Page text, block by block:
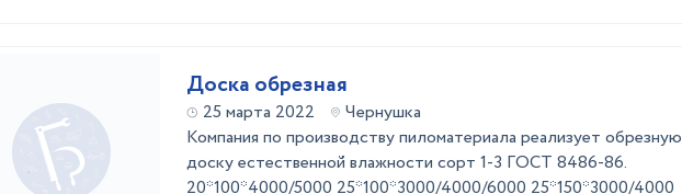
Доска обрезная
25 марта 2022
Чернушка
Компания по производству пиломатериала реализует обрезную
доску естественной влажности сорт 1-3 ГОСТ 8486-86.
20*100*4000/5000 25*100*3000/4000/6000 25*150*3000/4000